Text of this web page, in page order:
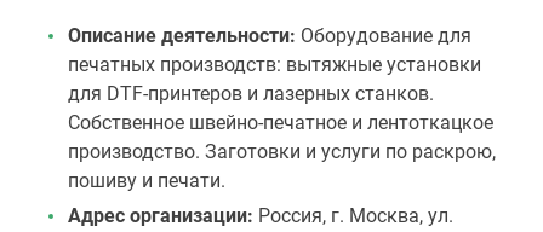
Описание деятельности: Оборудование для
печатных производств: вытяжные установки
для DTF-принтеров и лазерных станков.
Собственное швейно-печатное и лентоткацкое
производство. Заготовки и услуги по раскрою,
пошиву и печати.
Адрес организации: Россия, г. Москва, ул.